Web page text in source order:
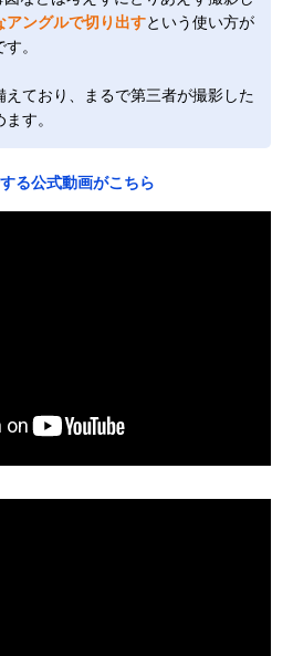
アングルで切り出すという使い方が
。
えており、まるで第三者が撮影した
す。
る公式動画がこちら